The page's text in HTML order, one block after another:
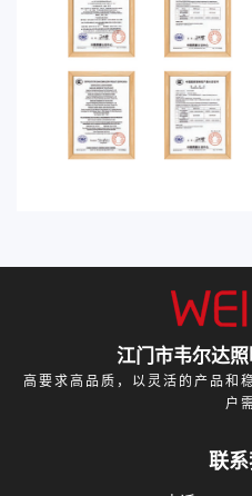
江门市韦尔达
高要求高品质，以灵活的产品和
户
联系